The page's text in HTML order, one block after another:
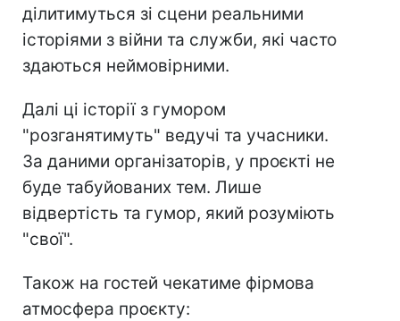
ділитимуться зі сцени реальними
історіями з війни та служби, які часто
здаються неймовірними.
Далі ці історії з гумором
"розганятимуть" ведучі та учасники.
За даними організаторів, у проєкті не
буде табуйованих тем. Лише
відвертість та гумор, який розуміють
"свої".
Також на гостей чекатиме фірмова
атмосфера проєкту: